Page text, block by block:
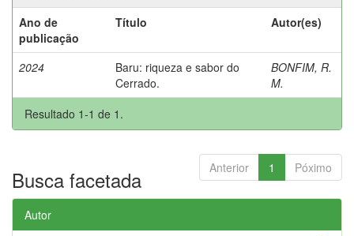
Ano de
publicação
Título Autor(es)
2024
Baru: riqueza e sabor do
Cerrado.
BONFIM, R.
M.
Resultado 1-1 de 1.
Anterior 1 Póximo
Busca facetada
Autor